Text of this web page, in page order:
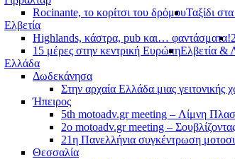
Rocinante, το κορίτσι του δρόμουΤαξίδι
Ελβετία
Highlands, κάστρα, pub και… φαντάσματα!
15 μέρες στην κεντρική ΕυρώπηΕλβετία &
Ελλάδα
Δωδεκάνησα
Στην αρχαία Ελλάδα μιας γειτονικής
Ήπειρος
5th motoadv.gr meeting – Λίμνη
2ο motoadv.gr meeting –
21η Πανελλήνια συγκέντρωση
Θεσσαλία